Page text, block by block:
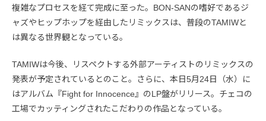
複雑なプロセスを経て完成に至った。BON-SANの嗜好であるジ
ャズやヒップホップを経由したリミックスは、普段のTAMIWと
は異なる世界観となっている。
TAMIWは今後、リスペクトする外部アーティストのリミックスの
発表が予定されているとのこと。さらに、本日5月24日（水）に
はアルバム『Fight for Innocence』のLP盤がリリース。チェコの
工場でカッティングされたこだわりの作品となっている。